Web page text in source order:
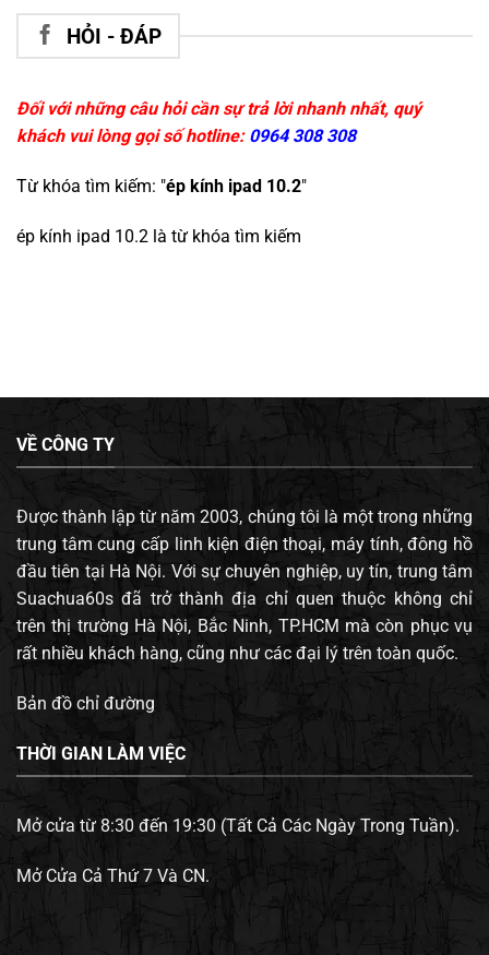
HỎI - ĐÁP
Đối với những câu hỏi cần sự trả lời nhanh nhất, quý
khách vui lòng gọi số hotline: 0964 308 308
Từ khóa tìm kiếm: "ép kính ipad 10.2"
ép kính ipad 10.2 là từ khóa tìm kiếm
VỀ CÔNG TY
Được thành lập từ năm 2003, chúng tôi là một trong những
trung tâm cung cấp linh kiện điện thoại, máy tính, đông hồ
đầu tiên tại Hà Nội. Với sự chuyên nghiệp, uy tín, trung tâm
Suachua60s đã trở thành địa chỉ quen thuộc không chỉ
trên thị trường Hà Nội, Bắc Ninh, TP.HCM mà còn phục vụ
rất nhiều khách hàng, cũng như các đại lý trên toàn quốc.
Bản đồ chỉ đường
THỜI GIAN LÀM VIỆC
Mở cửa từ 8:30 đến 19:30 (Tất Cả Các Ngày Trong Tuần).
Mở Cửa Cả Thứ 7 Và CN.